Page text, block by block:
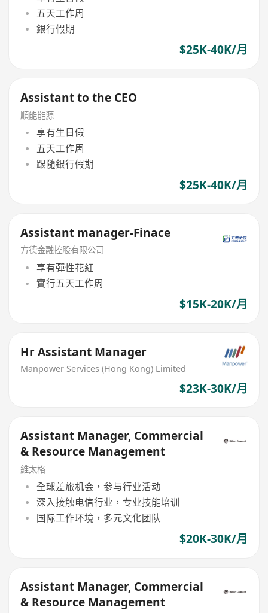
五天工作周
銀行假期
$25K-40K/月
Assistant to the CEO
順能能源
享有生日假
五天工作周
跟隨銀行假期
$25K-40K/月
Assistant manager-Finace
方德金融控股有限公司
享有彈性花紅
實行五天工作周
$15K-20K/月
Hr Assistant Manager
Manpower Services (Hong Kong) Limited
$23K-30K/月
Assistant Manager, Commercial
& Resource Management
維太格
全球差旅机会，参与行业活动
深入接触电信行业，专业技能培训
国际工作环境，多元文化团队
$20K-30K/月
Assistant Manager, Commercial
& Resource Management